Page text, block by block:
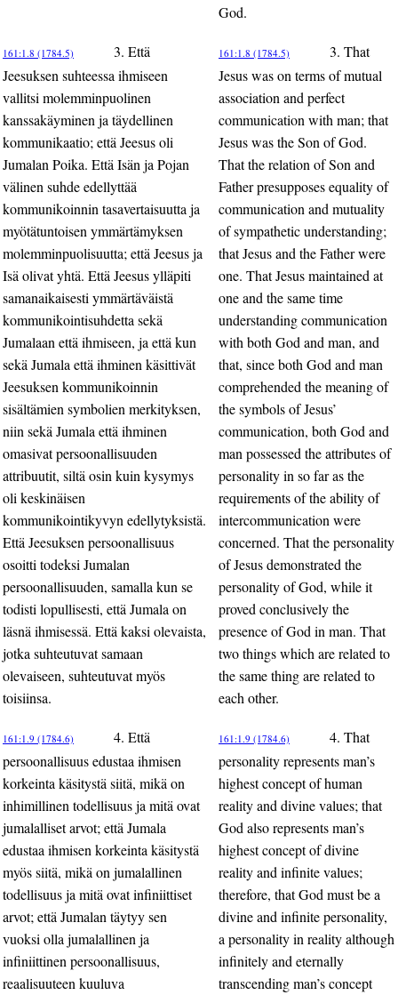
God.
161:1.8 (1784.5)
3. Että
Jeesuksen suhteessa ihmiseen
vallitsi molemminpuolinen
kanssakäyminen ja täydellinen
kommunikaatio; että Jeesus oli
Jumalan Poika. Että Isän ja Pojan
välinen suhde edellyttää
kommunikoinnin tasavertaisuutta ja
myötätuntoisen ymmärtämyksen
molemminpuolisuutta; että Jeesus ja
Isä olivat yhtä. Että Jeesus ylläpiti
samanaikaisesti ymmärtäväistä
kommunikointisuhdetta sekä
Jumalaan että ihmiseen, ja että kun
sekä Jumala että ihminen käsittivät
Jeesuksen kommunikoinnin
sisältämien symbolien merkityksen,
niin sekä Jumala että ihminen
omasivat persoonallisuuden
attribuutit, siltä osin kuin kysymys
oli keskinäisen
kommunikointikyvyn edellytyksistä.
Että Jeesuksen persoonallisuus
osoitti todeksi Jumalan
persoonallisuuden, samalla kun se
todisti lopullisesti, että Jumala on
läsnä ihmisessä. Että kaksi olevaista,
jotka suhteutuvat samaan
olevaiseen, suhteutuvat myös
toisiinsa.
161:1.8 (1784.5)
3. That
Jesus was on terms of mutual
association and perfect
communication with man; that
Jesus was the Son of God.
That the relation of Son and
Father presupposes equality of
communication and mutuality
of sympathetic understanding;
that Jesus and the Father were
one. That Jesus maintained at
one and the same time
understanding communication
with both God and man, and
that, since both God and man
comprehended the meaning of
the symbols of Jesus’
communication, both God and
man possessed the attributes of
personality in so far as the
requirements of the ability of
intercommunication were
concerned. That the personality
of Jesus demonstrated the
personality of God, while it
proved conclusively the
presence of God in man. That
two things which are related to
the same thing are related to
each other.
161:1.9 (1784.6)
4. Että
persoonallisuus edustaa ihmisen
korkeinta käsitystä siitä, mikä on
inhimillinen todellisuus ja mitä ovat
jumalalliset arvot; että Jumala
edustaa ihmisen korkeinta käsitystä
myös siitä, mikä on jumalallinen
todellisuus ja mitä ovat infiniittiset
arvot; että Jumalan täytyy sen
vuoksi olla jumalallinen ja
infiniittinen persoonallisuus,
reaalisuuteen kuuluva
161:1.9 (1784.6)
4. That
personality represents man’s
highest concept of human
reality and divine values; that
God also represents man’s
highest concept of divine
reality and infinite values;
therefore, that God must be a
divine and infinite personality,
a personality in reality although
infinitely and eternally
transcending man’s concept